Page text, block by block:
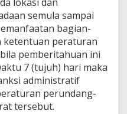
semula sampai
bagian-
ketentuan peraturan
pemberitahuan ini
7 (tujuh) hari maka
administratif
perundang-
tersebut.